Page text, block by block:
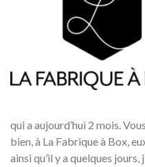
qui a aujourd’hui 2 mois.
bien, à La Fabrique à Box,
ainsi qu’il y a quelques